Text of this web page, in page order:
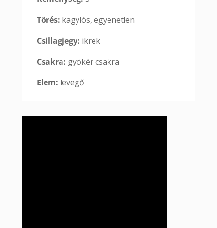
Törés: kagylós, egyenetlen
Csillagjegy: ikrek
Csakra: gyökér csakra
Elem: levegő